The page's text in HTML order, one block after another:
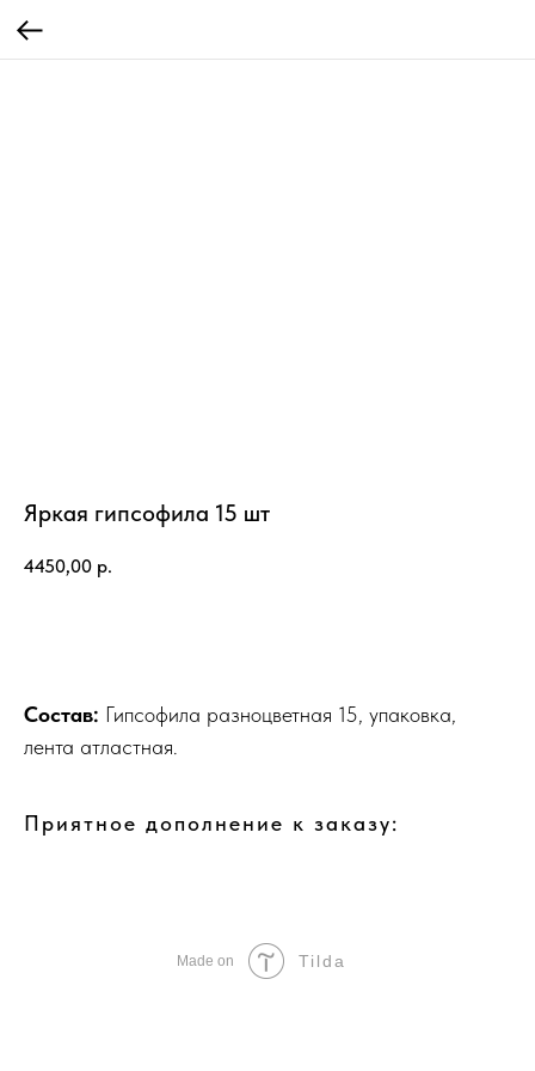
Яркая гипсофила 15 шт
4450,00 р.
Состав: Гипсофила разноцветная 15, упаковка,
лента атластная.
Приятное дополнение к заказу:
Made on Tilda